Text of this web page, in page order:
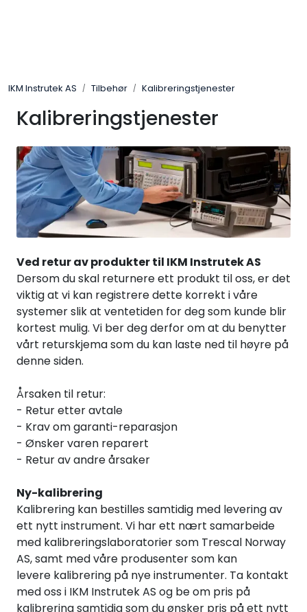
IKM Instrutek AS Tilbehør Kalibreringstjenester
Kalibreringstjenester
Ved retur av produkter til IKM Instrutek AS
Dersom du skal returnere ett produkt til oss, er det
viktig at vi kan registrere dette korrekt i våre
systemer slik at ventetiden for deg som kunde blir
kortest mulig. Vi ber deg derfor om at du benytter
vårt returskjema som du kan laste ned til høyre på
denne siden.
Årsaken til retur:
- Retur etter avtale
- Krav om garanti-reparasjon
- Ønsker varen reparert
- Retur av andre årsaker
Ny-kalibrering
Kalibrering kan bestilles samtidig med levering av
ett nytt instrument. Vi har ett nært samarbeide
med kalibreringslaboratorier som Trescal Norway
AS, samt med våre produsenter som kan
levere kalibrering på nye instrumenter. Ta kontakt
med oss i IKM Instrutek AS og be om pris på
kalibrering samtidig som du ønsker pris på ett nytt
Elektro
Prosess
Frekvensomformere
Kalibratorer
Termografi
Undervisning
Navigasjon & Kommunikasjon
Maskinvern & Instrumentering
Kampanjer
Outlet